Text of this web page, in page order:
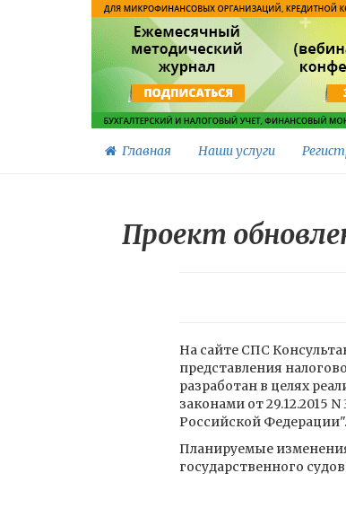
Главная Наши услуги
Проект
На сайте СПС
представления
разработан в целях
законами от 29.12.2015
Российской Федерации".
Планируемые
государственного